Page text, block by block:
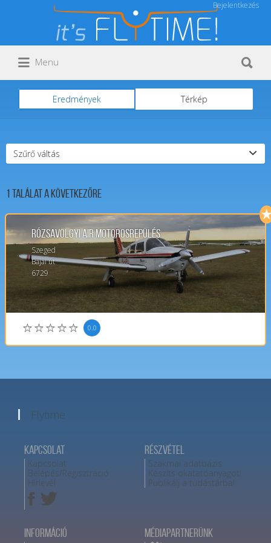
Bejelentkezés
Keresés:
Menu
Eredmények Térkép
Szűrő váltás
1Találat a következőre
Rózsavölgyi Air Motorosrepülés
Szeged
Bajai út
6729
0.0
Flytime
Kapcsolat
Kapcsolat
Belépés/Regisztráció
Hírlevél
Részvétel
Szakmai adatbázis
Készíts okatatóanyagot!
Publikálj a tudástárba!
Információ Médiapartnerünk